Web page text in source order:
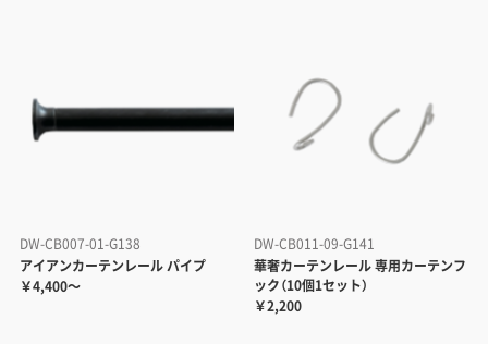
DW-CB007-01-G138
アイアンカーテンレール パイプ
￥4,400～
DW-CB011-09-G141
華奢カーテンレール 専用カーテンフ
ック（10個1セット）
￥2,200